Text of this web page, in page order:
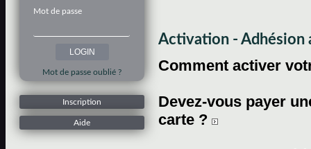
Mot de passe
Mot de passe oublié ?
Inscription
Aide
Activation - Adhésion
Comment activer
Devez-vous payer
carte ?